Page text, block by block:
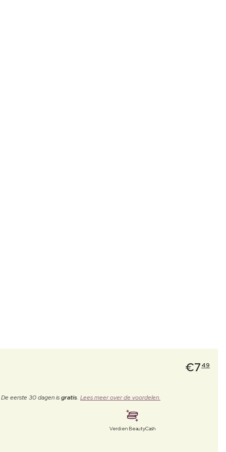
€7 49
De eerste 30 dagen isgratis. Lees meer over de voordelen.
Verdien BeautyCash